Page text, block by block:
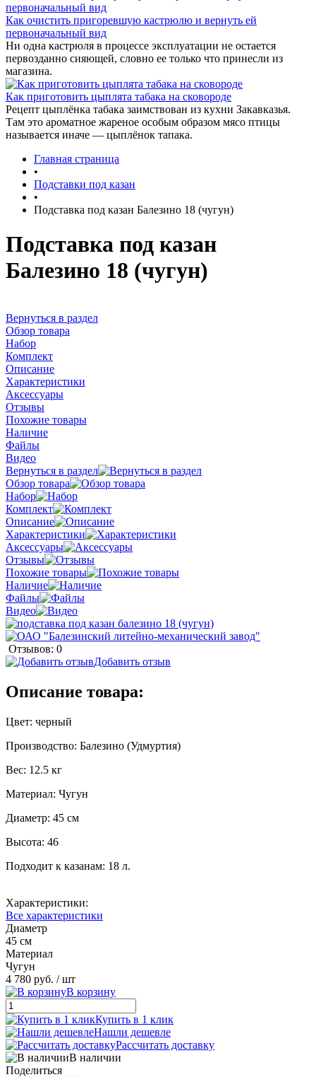
Как очистить пригоревшую кастрюлю и вернуть ей
первоначальный вид
Ни одна кастрюля в процессе эксплуатации не остается
первозданно сияющей, словно ее только что принесли из
магазина.
Как приготовить цыплята табака на сковороде
Рецепт цыплёнка табака заимствован из кухни Закавказья.
Там это ароматное жареное особым образом мясо птицы
называется иначе — цыплёнок тапака.
Главная страница
•
Подставки под казан
•
Подставка под казан Балезино 18 (чугун)
Подставка под казан
Балезино 18 (чугун)
Вернуться в раздел
Обзор товара
Набор
Комплект
Описание
Характеристики
Аксессуары
Отзывы
Похожие товары
Наличие
Файлы
Видео
Вернуться в раздел
Обзор товара
Набор
Комплект
Описание
Характеристики
Аксессуары
Отзывы
Похожие товары
Наличие
Файлы
Видео
Отзывов: 0
Добавить отзыв
Описание товара:
Цвет: черный
Производство: Балезино (Удмуртия)
Вес: 12.5 кг
Материал: Чугун
Диаметр: 45 см
Высота: 46
Подходит к казанам: 18 л.
Характеристики:
Все характеристики
Диаметр
45 см
Материал
Чугун
4 780 руб. / шт
В корзину
Купить в 1 клик
Нашли дешевле
Рассчитать доставку
В наличии
Поделиться